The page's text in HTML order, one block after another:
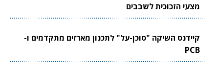
מצעי הזכוכית לשבבים
קיידנס השיקה "סוכן-על" לתכנון מארזים מתקדמים ו-
PCB